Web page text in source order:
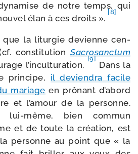
de notre temps, qui
élan à ces droits ».
[8]
que la litur­gie devienne cen­
consti­tu­tion Sacrosanctum
l’inculturation.
[9]
Dans la
prin­cipe, il devien­dra facile
mariageen prô­nant d’abord
et l’amour de la per­sonne.
lui-​même, bien com­mun
et de toute la créa­tion, est
per­sonne au point que « la